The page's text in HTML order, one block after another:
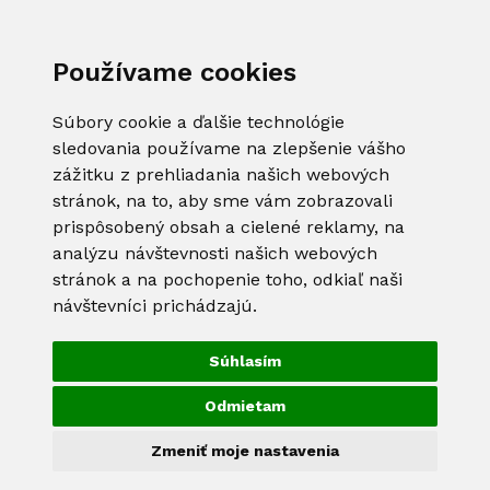
Používame cookies
Súbory cookie a ďalšie technológie
sledovania používame na zlepšenie vášho
zážitku z prehliadania našich webových
stránok, na to, aby sme vám zobrazovali
prispôsobený obsah a cielené reklamy, na
analýzu návštevnosti našich webových
stránok a na pochopenie toho, odkiaľ naši
návštevníci prichádzajú.
Súhlasím
Odmietam
Zmeniť moje nastavenia